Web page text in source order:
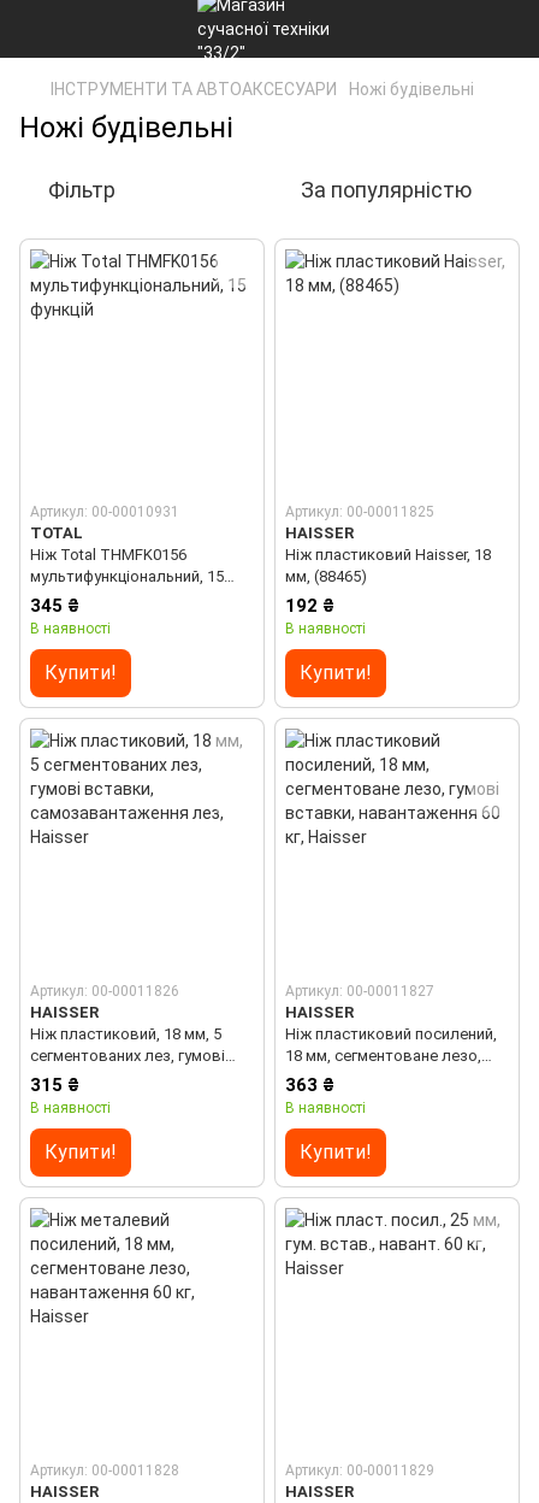
ІНСТРУМЕНТИ ТА АВТОАКСЕСУАРИ Ножі будівельні
Ножі будівельні
Фільтр За популярністю
Артикул: 00-00010931
TOTAL
Ніж Total THMFK0156
мультифункціональний, 15
функцій
345 ₴
В наявності
Купити!
Артикул: 00-00011825
HAISSER
Ніж пластиковий Haisser, 18
мм, (88465)
192 ₴
В наявності
Купити!
Артикул: 00-00011826
HAISSER
Ніж пластиковий, 18 мм, 5
сегментованих лез, гумові
вставки, самозавантаження
лез, Haisser
315 ₴
В наявності
Купити!
Артикул: 00-00011827
HAISSER
Ніж пластиковий посилений,
18 мм, сегментоване лезо,
гумові вставки,
навантаження 60 кг, Haisser
363 ₴
В наявності
Купити!
Артикул: 00-00011828
HAISSER
Артикул: 00-00011829
HAISSER